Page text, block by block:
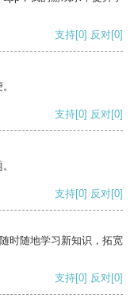
支持[0] 反对[0]
支持[0] 反对[0]
支持[0] 反对[0]
时随地学习新知识，拓宽
支持[0] 反对[0]